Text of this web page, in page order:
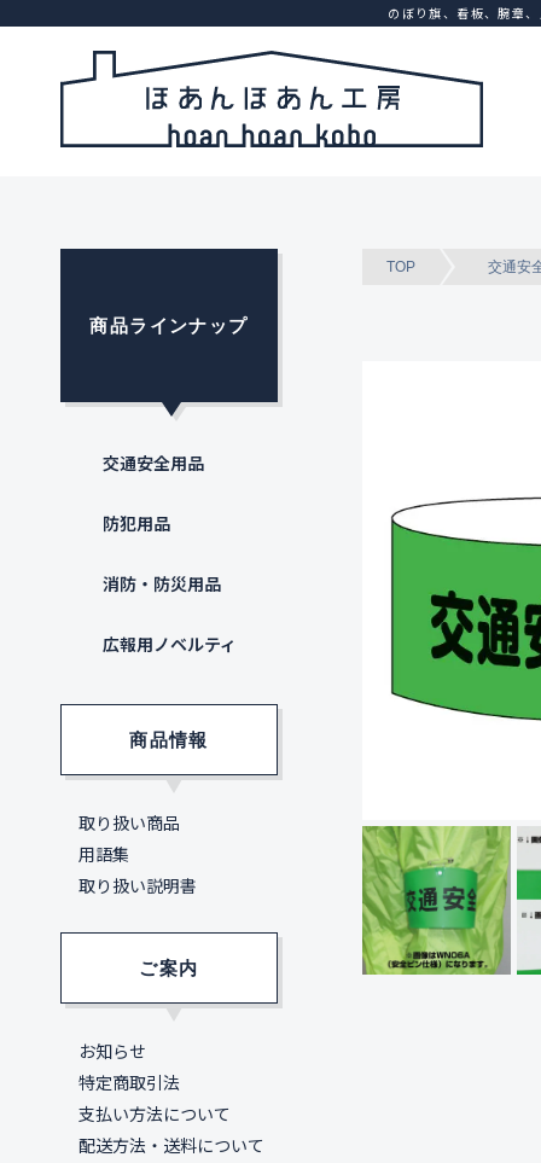
のぼり旗、看板、腕章
TOP 交通安
商品ラインナップ
交通安全用品
防犯用品
消防・防災用品
広報用ノベルティ
商品情報
取り扱い商品
用語集
取り扱い説明書
ご案内
お知らせ
特定商取引法
支払い方法について
配送方法・送料について